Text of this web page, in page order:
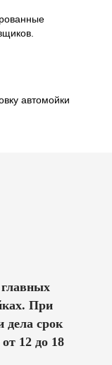
автомойки
При
дела срок
12 до 18